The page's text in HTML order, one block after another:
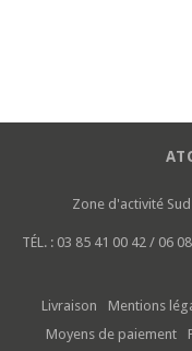
Zone d'activité Sud
TÉL. : 03 85 41 00 42 / 06
Livraison Mentions
Moyens de paiement